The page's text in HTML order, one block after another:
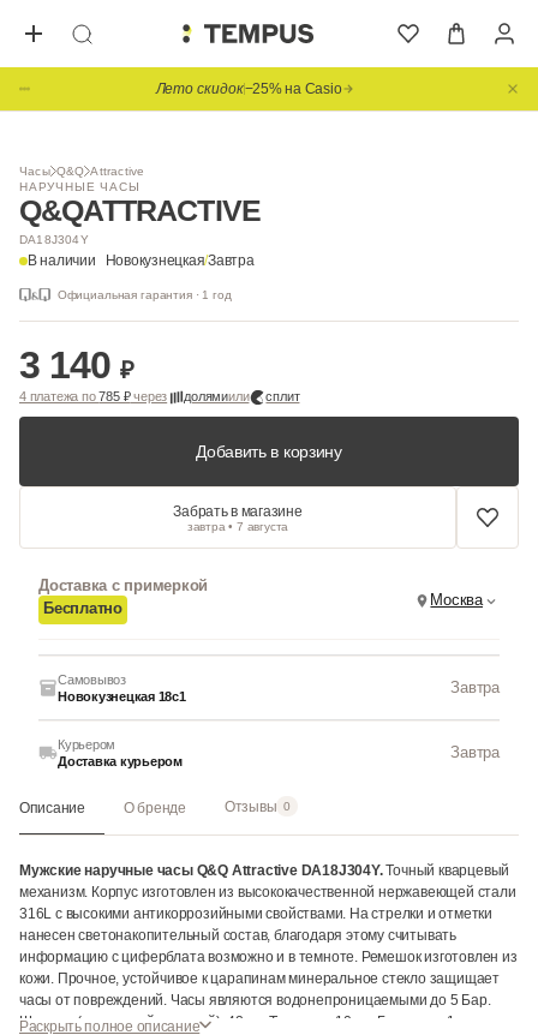
Лето скидок−25% на Casio
Часы Q&Q Attractive
НАРУЧНЫЕ ЧАСЫ
Q&QATTRACTIVE
DA18J304Y
В наличии Новокузнецкая/Завтра
Официальная гарантия · 1 год
3 140 ₽
4 платежа по785 ₽через долямиили сплит
Добавить в корзину
Забрать в магазине
завтра • 7 августа
Доставка с примеркой
Бесплатно
Москва
Самовывоз
Новокузнецкая 18с1
Завтра
Курьером
Доставка курьером
Завтра
Описание О бренде Отзывы 0
Мужские наручные часы Q&Q Attractive DA18J304Y.Точный кварцевый
механизм. Корпус изготовлен из высококачественной нержавеющей стали
316L с высокими антикоррозийными свойствами. На стрелки и отметки
нанесен светонакопительный состав, благодаря этому считывать
информацию с циферблата возможно и в темноте. Ремешок изготовлен из
кожи. Прочное, устойчивое к царапинам минеральное стекло защищает
часы от повреждений. Часы являются водонепроницаемыми до 5 Бар.
Ширина (с заводной головкой): 42мм. Толщина: 10мм. Гарантия: 1 год.
Раскрыть полное описание